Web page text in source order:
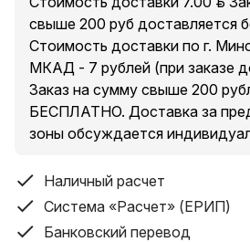
свыше 200 руб доставляется
Стоимость доставки по г.
МКАД - 7 рублей (при заказе
Заказ на сумму свыше 200
БЕСПЛАТНО. Доставка за
зоны обсуждается
Наличный расчет
Система «Расчет» (ЕРИП)
Банковский перевод